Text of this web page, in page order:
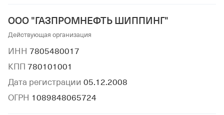
ООО "ГАЗПРОМНЕФТЬ ШИППИНГ"
Действующая организация
ИНН 7805480017
КПП 780101001
Дата регистрации 05.12.2008
ОГРН 1089848065724